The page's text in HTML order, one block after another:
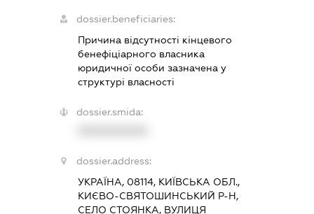
dossier.beneficiaries:
Причина відсутності кінцевого
бенефіціарного власника
юридичної особи зазначена у
структурі власності
dossier.smida:
dossier.address:
УКРАЇНА, 08114, КИЇВСЬКА ОБЛ.,
КИЄВО-СВЯТОШИНСЬКИЙ Р-Н,
СЕЛО СТОЯНКА, ВУЛИЦЯ